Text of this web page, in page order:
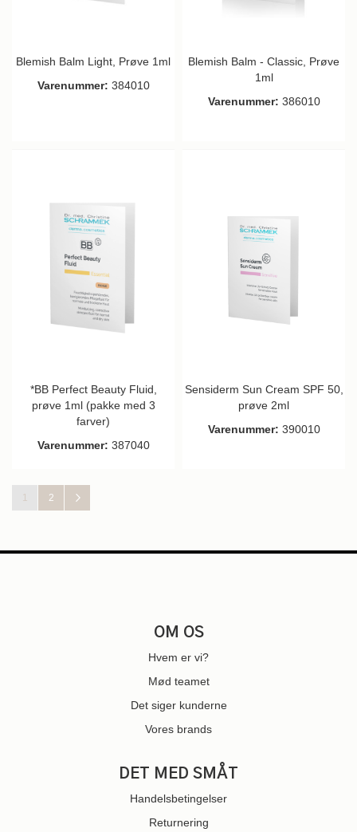
Blemish Balm Light, Prøve 1ml
Varenummer: 384010
Blemish Balm - Classic, Prøve
1ml
Varenummer: 386010
*BB Perfect Beauty Fluid,
prøve 1ml (pakke med 3
farver)
Varenummer: 387040
Sensiderm Sun Cream SPF 50,
prøve 2ml
Varenummer: 390010
SideDu læser i øjeblikket side
1 Side
2
OM OS
Hvem er vi?
Mød teamet
Det siger kunderne
Vores brands
DET MED SMÅT
Handelsbetingelser
Returnering